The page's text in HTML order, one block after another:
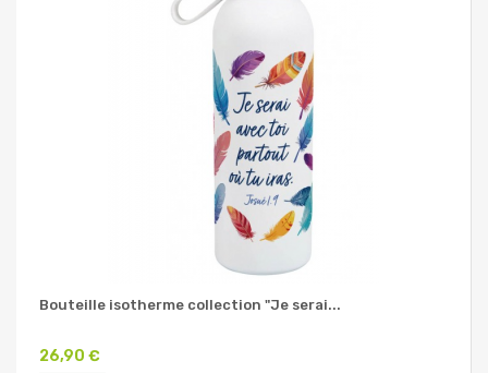
Bouteille isotherme collection "Je serai...
26,90 €